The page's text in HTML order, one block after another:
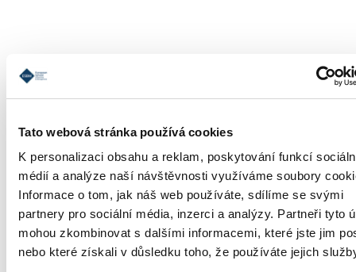
Tato webová stránka používá cookies
K personalizaci obsahu a reklam, poskytování funkcí
médií a analýze naší návštěvnosti využíváme soubory
Informace o tom, jak náš web používáte, sdílíme se svými
partnery pro sociální média, inzerci a analýzy. Partneři tyto
mohou zkombinovat s dalšími informacemi, které jste jim
nebo které získali v důsledku toho, že používáte jejich
+420 603 836 740